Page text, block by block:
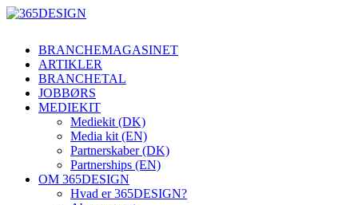
BRANCHEMAGASINET
ARTIKLER
BRANCHETAL
JOBBØRS
MEDIEKIT
Mediekit (DK)
Media kit (EN)
Partnerskaber (DK)
Partnerships (EN)
OM 365DESIGN
Hvad er 365DESIGN?